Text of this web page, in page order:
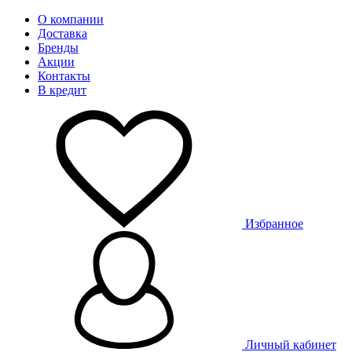
О компании
Доставка
Бренды
Акции
Контакты
В кредит
Избранное
Личный кабинет